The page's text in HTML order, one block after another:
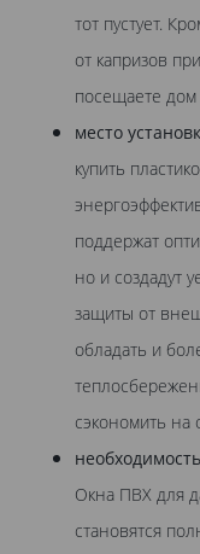
тот пустует.
от капризов
посещаете дом
место
купить
поддержат
но и создадут
защиты от
обладать и
сэкономить на
Окна ПВХ для
становятся